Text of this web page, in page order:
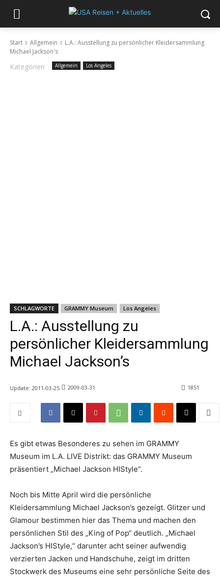
Start Allgemein
L.A.: Ausstellung zu persönlicher Kleidersammlung
Michael Jackson's
Kategorien Allgemein Los Angeles
SCHLAGWORTE GRAMMY Museum Los Angeles
L.A.: Ausstellung zu
persönlicher Kleidersammlung
Michael Jackson’s
Update: 2011-03-25 2009-03-31 1851
Es gibt etwas Besonderes zu sehen im GRAMMY
Museum im L.A. LIVE Distrikt: das GRAMMY Museum
präsentiert „Michael Jackson HIStyle“.
Noch bis Mitte April wird die persönliche
Kleidersammlung Michael Jackson’s gezeigt. Glitzer und
Glamour bestimmen hier das Thema und machen den
persönlichen Stil des „King of Pop“ deutlich. „Michael
Jackson’s HIStyle,“ darunter acht seiner aufwendig
verzierten Jacken und Handschuhe, zeigt im dritten
Stockwerk des Museums eine sehr persönliche Seite des